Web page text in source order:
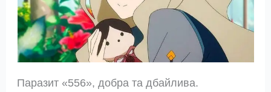
Паразит «556», добра та дбайлива.